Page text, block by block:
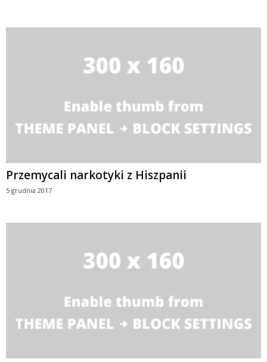
Przemycali narkotyki z Hiszpanii
5 grudnia 2017